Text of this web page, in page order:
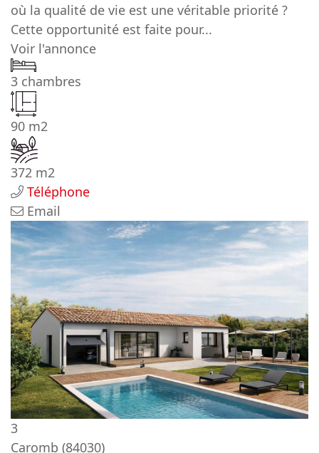
où la qualité de vie est une véritable priorité ?
Cette opportunité est faite pour...
Voir l'annonce
3 chambres
90 m2
372 m2
Téléphone
Email
3
Caromb (84030)